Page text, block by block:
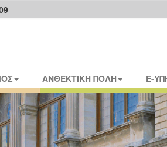
ΑΝΘΕΚΤΙΚΗ ΠΟΛΗ E-